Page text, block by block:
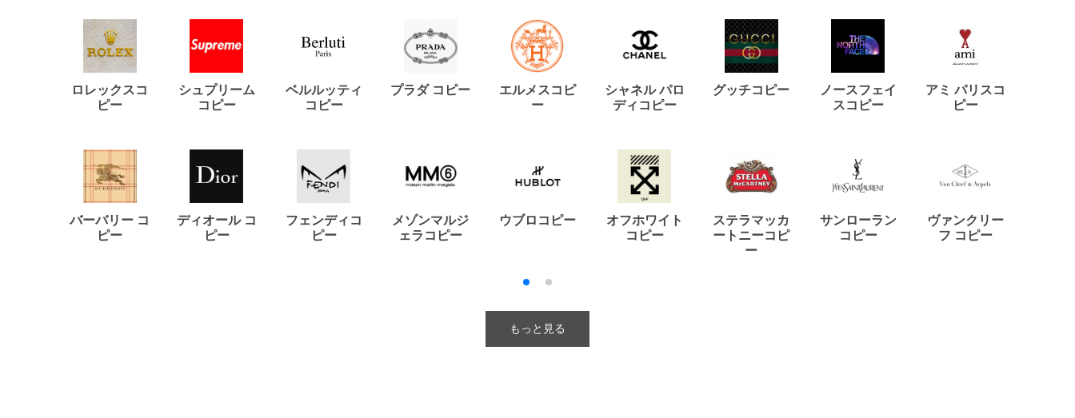
ロレックスコ
ピー
シュプリーム
コピー
ベルルッティ
コピー
プラダ コピー
エルメスコピ
ー
シャネル パロ
ディコピー
グッチコピー
ノースフェイ
スコピー
アミ パリスコ
ピー
バーバリー コ
ピー
ディオール コ
ピー
フェンディコ
ピー
メゾンマルジ
ェラコピー
ウブロコピー
オフホワイト
コピー
ステラマッカ
ートニーコピ
ー
サンローラン
コピー
ヴァンクリー
フ コピー
もっと見る